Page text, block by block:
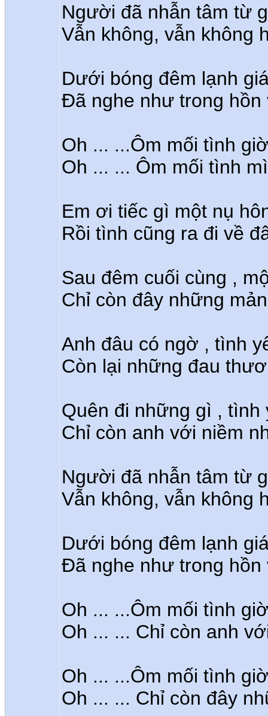
Người đã nhẫn tâm từ
Vẫn không, vẫn không
Dưới bóng đêm lạnh
Đã nghe như trong
Oh ... ...Ôm mối tình
Oh ... ... Ôm mối tình
Em ơi tiếc gì một nụ
Rồi tình cũng ra đi về
Sau đêm cuối cùng ,
Chỉ còn đây những
Anh đâu có ngờ , tình
Còn lại những đau
Quên đi những gì ,
Chỉ còn anh với niềm
Người đã nhẫn tâm từ
Vẫn không, vẫn không
Dưới bóng đêm lạnh
Đã nghe như trong
Oh ... ...Ôm mối tình
Oh ... ... Chỉ còn anh
Oh ... ...Ôm mối tình
Oh ... ... Chỉ còn đây